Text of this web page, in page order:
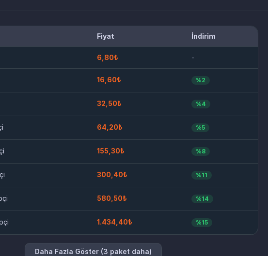
Fiyat İndirim
6,80₺ -
16,60₺ %2
32,50₺ %4
64,20₺ %5
155,30₺ %8
300,40₺ %11
580,50₺ %14
1.434,40₺ %15
Daha Fazla Göster (3 paket daha)